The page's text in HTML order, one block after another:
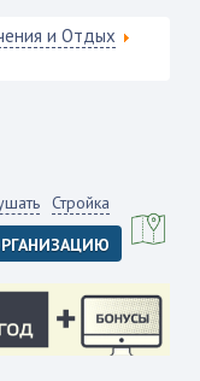
и Отдых
Стройка